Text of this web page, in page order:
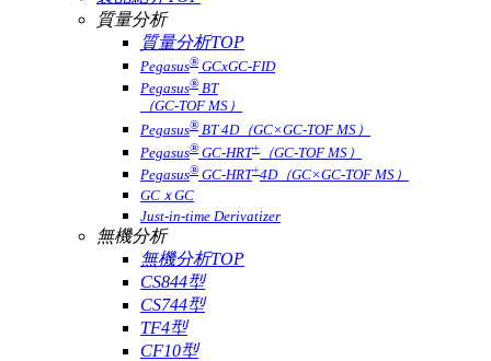
質量分析
質量分析TOP
Pegasus® GCxGC-FID
Pegasus® BT
（GC-TOF MS）
Pegasus® BT 4D（GC×GC-TOF MS）
Pegasus® GC-HRT+
（GC-TOF MS）
Pegasus® GC-HRT+4D（GC×GC-TOF MS）
GCｘGC
Just-in-time Derivatizer
無機分析
無機分析TOP
CS844型
CS744型
TF4型
CF10型